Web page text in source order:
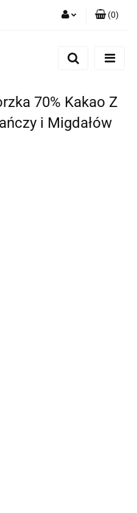
Zarejestruj się
(0)
70% Kakao Z
i Migdałów